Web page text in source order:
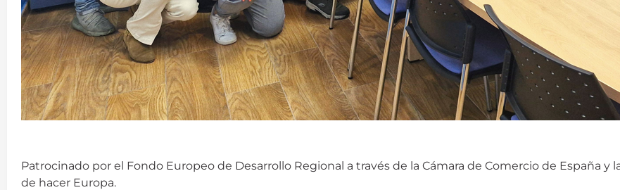
Patrocinado por el Fondo Europeo de Desarrollo Regional a través de la Cámara de Comercio de España y
de hacer Europa.